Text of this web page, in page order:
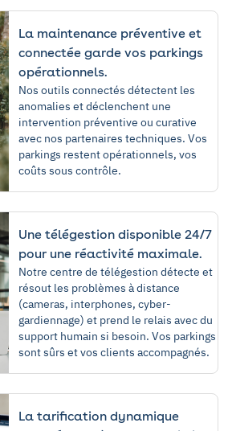
La maintenance préventive et
connectée garde vos parkings
opérationnels.
Nos outils connectés détectent les
anomalies et déclenchent une
intervention préventive ou curative
avec nos partenaires techniques. Vos
parkings restent opérationnels, vos
coûts sous contrôle.
Une télégestion disponible 24/7
pour une réactivité maximale.
Notre centre de télégestion détecte et
résout les problèmes à distance
(cameras, interphones, cyber-
gardiennage) et prend le relais avec du
support humain si besoin. Vos parkings
sont sûrs et vos clients accompagnés.
La tarification dynamique